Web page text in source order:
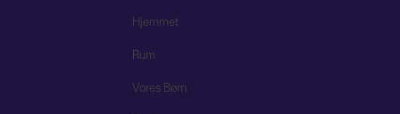
Hjemmet
Rum
Vores Børn